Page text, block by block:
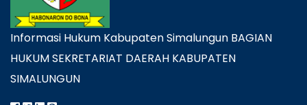
Informasi Hukum Kabupaten Simalungun BAGIAN
HUKUM SEKRETARIAT DAERAH KABUPATEN
SIMALUNGUN